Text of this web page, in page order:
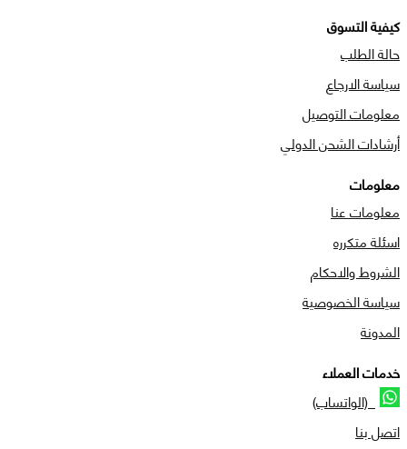
كيفية التسوق
حالة الطلب
سياسة الارجاع
معلومات التوصيل
أرشادات الشحن الدولي
معلومات
معلومات عنا
اسئلة متكرره
الشروط والاحكام
سياسة الخصوصية
المدونة
خدمات العملاء
(الواتساب)
اتصل بنا